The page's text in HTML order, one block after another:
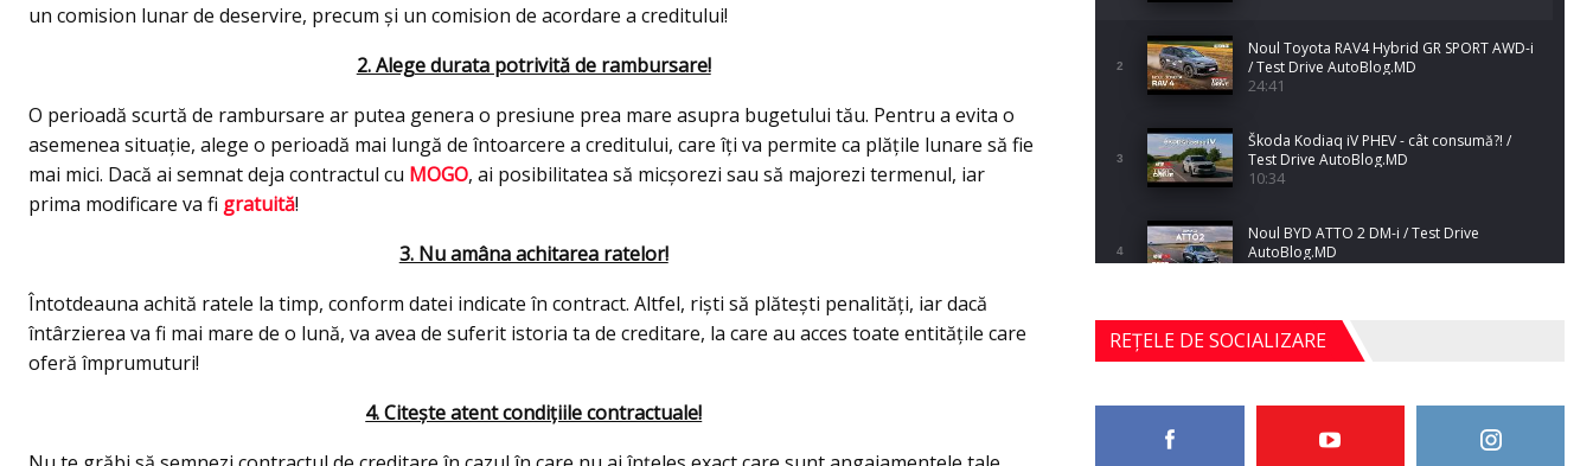
un comision lunar de deservire, precum și un comision de acordare a creditului!
2. Alege durata potrivită de rambursare!
O perioadă scurtă de rambursare ar putea genera o presiune prea mare asupra bugetului tău. Pentru a evita o
asemenea situație, alege o perioadă mai lungă de întoarcere a creditului, care îți va permite ca plățile lunare să fie
mai mici. Dacă ai semnat deja contractul cu MOGO, ai posibilitatea să micșorezi sau să majorezi termenul, iar
prima modificare va fi gratuită!
3. Nu amâna achitarea ratelor!
Întotdeauna achită ratele la timp, conform datei indicate în contract. Altfel, riști să plătești penalități, iar dacă
întârzierea va fi mai mare de o lună, va avea de suferit istoria ta de creditare, la care au acces toate entitățile care
oferă împrumuturi!
4. Citește atent condițiile contractuale!
2
Noul Toyota RAV4 Hybrid GR SPORT AWD-i
/ Test Drive AutoBlog.MD
24:41
3
Škoda Kodiaq iV PHEV - cât consumă?! /
Test Drive AutoBlog.MD
10:34
4
Noul BYD ATTO 2 DM-i / Test Drive
AutoBlog.MD
5
Noul Mercedes-Benz S-Class facelift (S 580
4MATIC V223) / Test Drive AutoBlog.MD
27:33
REȚELE DE SOCIALIZARE